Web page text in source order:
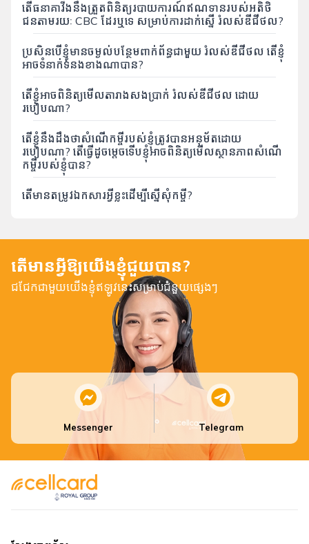
តើធនាគាវីងនឹងត្រួតពិនិត្យរបាយការណ៍ឥណទានរបស់អតិថិ
ជនតាមរយៈ CBC ដែរឬទេ សម្រាប់ការដាក់ស្នើ រំលស់ឌីជីថល?
ប្រសិនបើខ្ញុំមានចម្ងល់បន្ថែមពាក់ព័ន្ធជាមួយ រំលស់ឌីជីថល តើខ្ញុំ
អាចទំនាក់ទំនងខាងណាបាន?
តើខ្ញុំអាចពិនិត្យមើលតារាងសងប្រាក់ រំលស់ឌីជីថល ដោយ
របៀបណា?
តើខ្ញុំនឹងដឹងថាសំណើកម្ចីរបស់ខ្ញុំត្រូវបានអនុម័តដោយ
របៀបណា? តើធ្វើដូចម្តេចទើបខ្ញុំអាចពិនិត្យមើលស្ថានភាពសំណើ
កម្ចីរបស់ខ្ញុំបាន?
តើមានតម្រូវឯកសារអ្វីខ្លះដើម្បីស្នើសុំកម្ចី?
តើមានអ្វីឱ្យយើងខ្ញុំជួយបាន?
ជជែកជាមួយយើងខ្ញុំឥឡូវនេះសម្រាប់ជំនួយផ្សេងៗ
Messenger Telegram